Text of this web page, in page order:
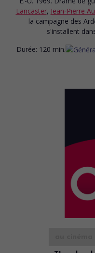
Lancaster, Jean-Pierre
la campagne des
s'installent
Durée: 120 min.